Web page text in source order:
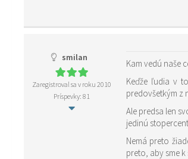
smilan
Zaregistroval sa v roku 2010
Príspevky: 81
Kam vedú naše
Keďže ľudia v
predovšetkým z
Ale predsa len
jedinú
Nemá preto
preto, aby sme